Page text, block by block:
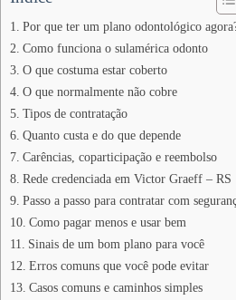
Por que ter um plano odontológico
Como funciona o sulamérica odonto
O que costuma estar coberto
O que normalmente não cobre
Tipos de contratação
Quanto custa e do que depende
Carências, coparticipação e reembolso
Rede credenciada em Victor Graeff – RS
Passo a passo para contratar com
Como pagar menos e usar bem
Sinais de um bom plano para você
Erros comuns que você pode evitar
Casos comuns e caminhos simples